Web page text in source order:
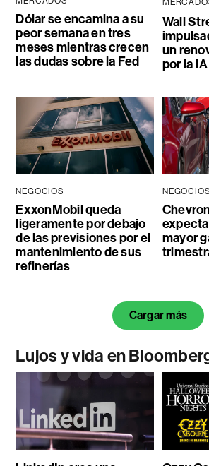
Dólar se encamina a su
peor semana en tres
meses mientras crecen
las dudas sobre la Fed
Wall
un
por la IA
NEGOCIOS
ExxonMobil queda
ligeramente por debajo
de las previsiones por el
mantenimiento de sus
refinerías
NEGOCIOS
mayor
Cargar más
Lujos y vida en